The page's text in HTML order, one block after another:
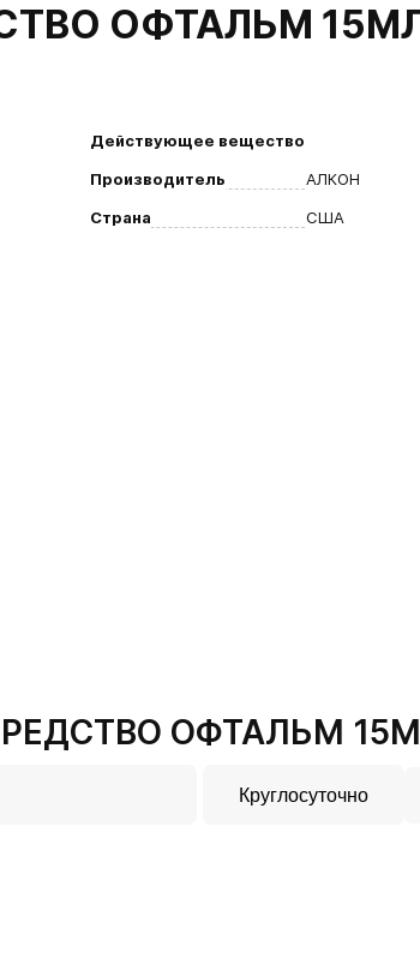
ОФТАЛЬМ
Действующее вещество
Производитель
АЛКОН
Страна
США
ОФТАЛЬМ
Круглосуточно